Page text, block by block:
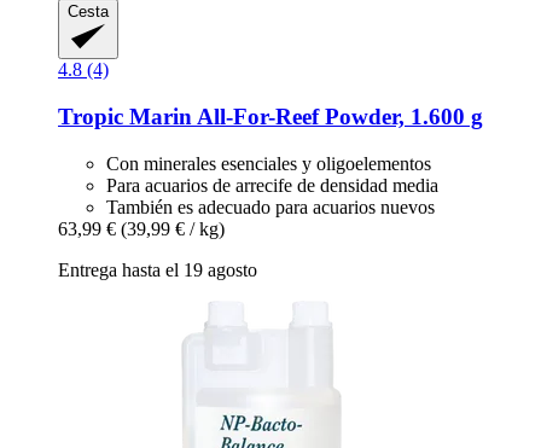
Cesta
4.8 (4)
Tropic Marin All-​For-​Reef Powder, 1.600 g
Con minerales esenciales y oligoelementos
Para acuarios de arrecife de densidad media
También es adecuado para acuarios nuevos
63,99 € (39,99 € / kg)
Entrega hasta el 19 agosto